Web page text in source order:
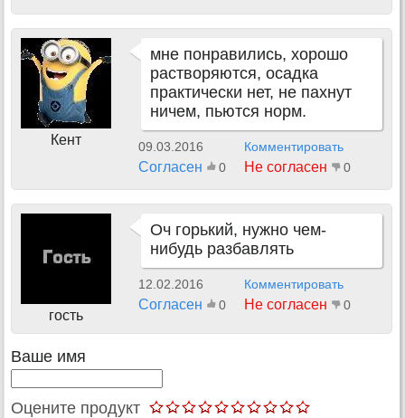
Кент
мне понравились, хорошо
растворяются, осадка
практически нет, не пахнут
ничем, пьются норм.
09.03.2016 Комментировать
Согласен 0 Не согласен 0
гость
Оч горький, нужно чем-
нибудь разбавлять
12.02.2016 Комментировать
Согласен 0 Не согласен 0
Ваше имя
Оцените продукт